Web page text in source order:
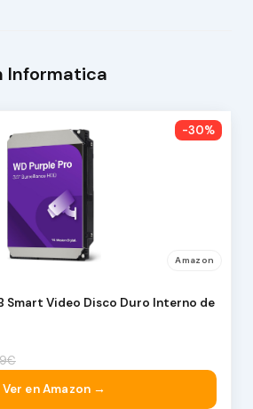
Informatica
-30%
Amazon
Smart Video Disco Duro Interno de
Ver en Amazon →